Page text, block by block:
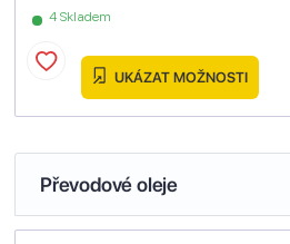
4 Skladem
UKÁZAT MOŽNOSTI
Převodové oleje